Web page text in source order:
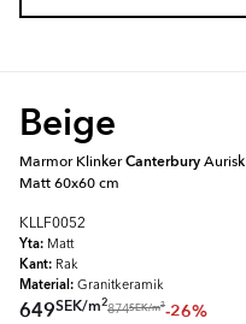
Beige
Marmor KlinkerCanterburyAurisk
Matt 60x60 cm
KLLF0052
Yta: Matt
Kant: Rak
Material: Granitkeramik
649SEK/m2
874SEK/m2-26%